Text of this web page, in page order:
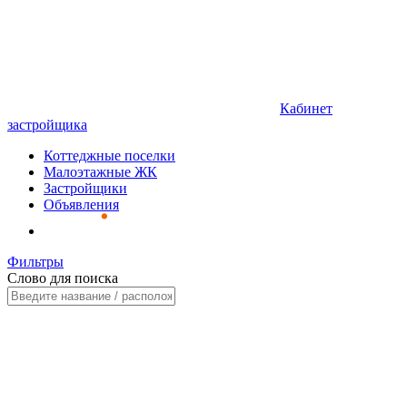
Кабинет
застройщика
Коттеджные поселки
Малоэтажные ЖК
Застройщики
Объявления
Фильтры
Слово для поиска